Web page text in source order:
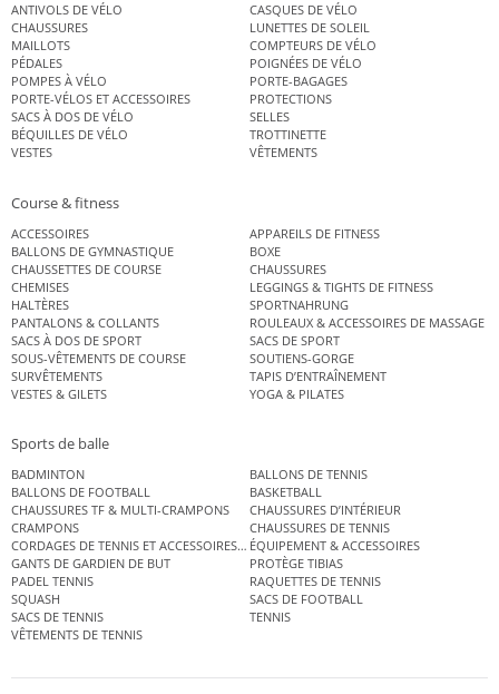
ANTIVOLS DE VÉLO
CASQUES DE VÉLO
CHAUSSURES
LUNETTES DE SOLEIL
MAILLOTS
COMPTEURS DE VÉLO
PÉDALES
POIGNÉES DE VÉLO
POMPES À VÉLO
PORTE-BAGAGES
PORTE-VÉLOS ET ACCESSOIRES
PROTECTIONS
SACS À DOS DE VÉLO
SELLES
BÉQUILLES DE VÉLO
TROTTINETTE
VESTES
VÊTEMENTS
Course & fitness
ACCESSOIRES
APPAREILS DE FITNESS
BALLONS DE GYMNASTIQUE
BOXE
CHAUSSETTES DE COURSE
CHAUSSURES
CHEMISES
LEGGINGS & TIGHTS DE FITNESS
HALTÈRES
SPORTNAHRUNG
PANTALONS & COLLANTS
ROULEAUX & ACCESSOIRES DE MASSAGE
SACS À DOS DE SPORT
SACS DE SPORT
SOUS-VÊTEMENTS DE COURSE
SOUTIENS-GORGE
SURVÊTEMENTS
TAPIS D’ENTRAÎNEMENT
VESTES & GILETS
YOGA & PILATES
Sports de balle
BADMINTON
BALLONS DE TENNIS
BALLONS DE FOOTBALL
BASKETBALL
CHAUSSURES TF & MULTI-CRAMPONS
CHAUSSURES D’INTÉRIEUR
CRAMPONS
CHAUSSURES DE TENNIS
CORDAGES DE TENNIS ET ACCESSOIRES DE TENNISÉQUIPEMENT & ACCESSOIRES
GANTS DE GARDIEN DE BUT
PROTÈGE TIBIAS
PADEL TENNIS
RAQUETTES DE TENNIS
SQUASH
SACS DE FOOTBALL
SACS DE TENNIS
TENNIS
VÊTEMENTS DE TENNIS